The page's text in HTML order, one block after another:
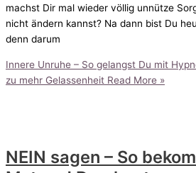
machst Dir mal wieder völlig unnütze
nicht ändern kannst? Na dann bist Du
denn darum
Innere Unruhe – So gelangst Du mit
zu mehr Gelassenheit Read More »
NEIN sagen – So